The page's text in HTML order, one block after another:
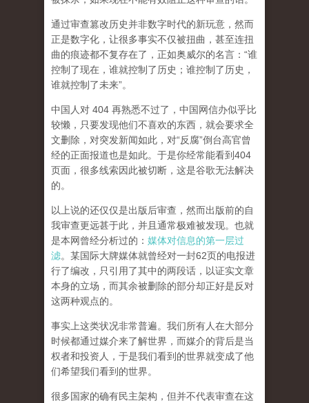
通过审查篡改历史并非数字时代的新玩意，然而
正是数字化，让很多事实不仅被扭曲，甚至连扭
曲的痕迹都不复存在了，正如奥威尔的名言：“谁
控制了现在，谁就控制了历史；谁控制了历史，
谁就控制了未来”。
中国人对 404 再熟悉不过了，中国网信办似乎比
较懒，只要发现他们不喜欢的东西，就会要求全
文删除，对突发新闻如此，对“反腐”倒台高官曾
经的正面报道也是如此。于是你经常能看到404
页面， 很多线索因此被切断，这是谷歌无法解决
的。
以上说的还仅仅是出版后审查，然而出版前的自
我审查更远甚于此，并且通常极难被发现。 也就
是本网曾经分析过的： 媒体对信息的第一层过
滤。某国际大牌媒体就曾经对一封62页的电报进
行了编改，只引用了其中的两段话，以证实文章
本身的立场，而其余被删除的部分却正好是反对
这两种观点的。
事实上这类状况非常普遍。我们所有人在大部分
时候都通过媒介来了解世界，而媒介的背后是当
权者和投资人，于是我们看到的世界就变成了他
们希望我们看到的世界。
很多国家的确有民主架构，但并不代表审查在这